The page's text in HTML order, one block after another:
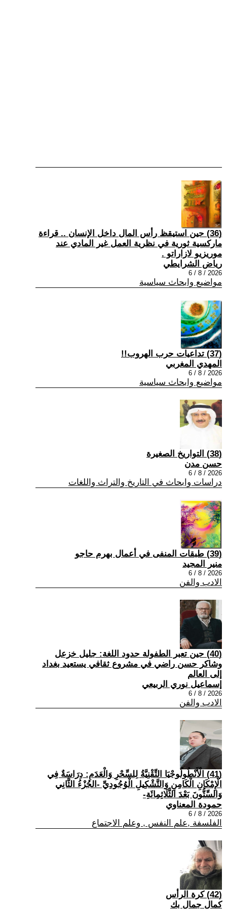
(36) حين استيقظ رأس المال داخل الإنسان .. قراءة
ماركسية ثورية في نظرية العمل غير المادي عند
موريزيو لازاراتو .
رياض الشرايطي
2026 / 8 / 6
مواضيع وابحاث سياسية
(37) تداعيات حرب الهروب!!
المهدي المغربي
2026 / 8 / 6
مواضيع وابحاث سياسية
(38) التواريخ الصغيرة
حسن مدن
2026 / 8 / 6
دراسات وابحاث في التاريخ والتراث واللغات
(39) طبقات المنفى في أعمال بهرم حاجو
منير المجيد
2026 / 8 / 6
الادب والفن
(40) حين تعبر الطفولة حدود اللغة: جليل خزعل
وشاكر حسن راضي في مشروع ثقافي يستعيد بغداد
إلى العالم
إسماعيل نوري الربيعي
2026 / 8 / 6
الادب والفن
(41) الْأَنْطُولُوجْيَا التِّقْنِيَّةُ لِلسِّحْرِ وَالْعَدَمِ: دِرَاسَةٌ فِي
الْإِمْكَانِ الْكَامِنِ وَالتَّشْكِيلِ الْوُجُودِيِّ -الجُزْءُ الثَّانِي
وَالسِّتُّونَ بَعْدَ الثَّلَاثِمِائَةِ-
حمودة المعناوي
2026 / 8 / 6
الفلسفة ,علم النفس , وعلم الاجتماع
(42) كرة الرأس
كمال جمال بك